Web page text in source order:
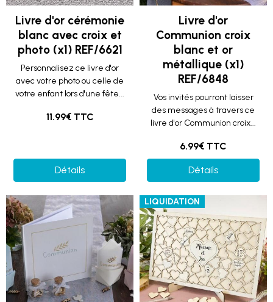
Livre d'or cérémonie
blanc avec croix et
photo (x1) REF/6621
Personnalisez ce livre d'or
avec votre photo ou celle de
votre enfant lors d'une fête...
11.99€ TTC
Détails
Livre d'or
Communion croix
blanc et or
métallique (x1)
REF/6848
Vos invités pourront laisser
des messages à travers ce
livre d'or Communion croix...
6.99€ TTC
Détails
LIQUIDATION